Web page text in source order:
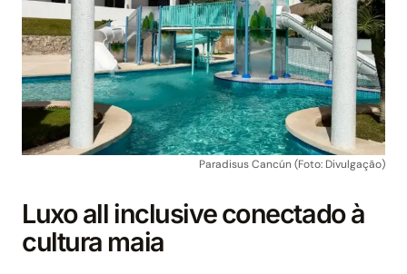
Paradisus Cancún (Foto: Divulgação)
Luxo all inclusive conectado à
cultura maia